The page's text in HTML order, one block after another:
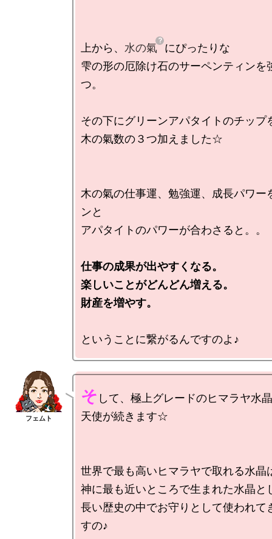
上から、 水の氣
にぴったりな
雫の形の厄除け石のサーペンティンを
つ。
その下にグリーンアパタイトのチップ
木の氣数の３つ加えました☆
木の氣の仕事運、勉強運、成長パワー
ンと
アパタイトのパワーが合わさると。。
仕事の成果が出やすくなる。
楽しいことがどんどん増える。
財産を増やす。
そ して、極上グレードのヒマラヤ水
天使が続きます☆
世界で最も高いヒマラヤで取れる水晶
神に最も近いところで生まれた水晶と
長い歴史の中でお守りとして使われて
すの♪